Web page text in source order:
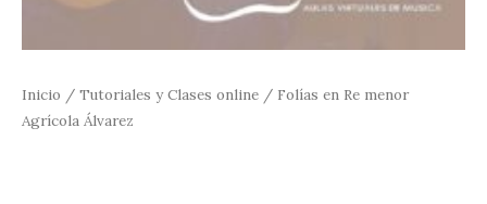
Inicio / Tutoriales y Clases online / Folías en Re menor
Agrícola Álvarez